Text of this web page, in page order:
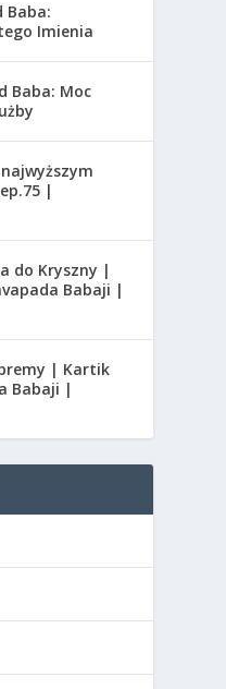
Baba:
Imienia
Baba: Moc
|
do Kryszny |
Babaji |
| Kartik
Babaji |